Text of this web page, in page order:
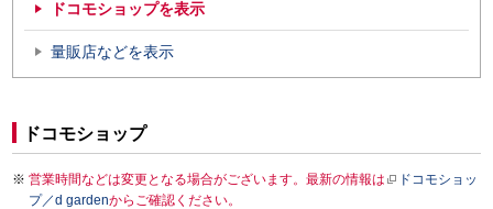
ドコモショップを表示
量販店などを表示
ドコモショップ
営業時間などは変更となる場合がございます。最新の情報は
ドコモショッ
プ／d gardenからご確認ください。